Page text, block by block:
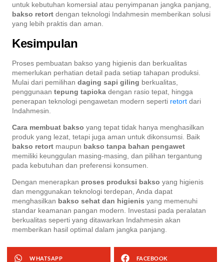
untuk kebutuhan komersial atau penyimpanan jangka panjang,
bakso retort dengan teknologi Indahmesin memberikan solusi
yang lebih praktis dan aman.
Kesimpulan
Proses pembuatan bakso yang higienis dan berkualitas
memerlukan perhatian detail pada setiap tahapan produksi.
Mulai dari pemilihan daging sapi giling berkualitas,
penggunaan tepung tapioka dengan rasio tepat, hingga
penerapan teknologi pengawetan modern seperti retort dari
Indahmesin.
Cara membuat bakso yang tepat tidak hanya menghasilkan
produk yang lezat, tetapi juga aman untuk dikonsumsi. Baik
bakso retort maupun bakso tanpa bahan pengawet
memiliki keunggulan masing-masing, dan pilihan tergantung
pada kebutuhan dan preferensi konsumen.
Dengan menerapkan proses produksi bakso yang higienis
dan menggunakan teknologi terdepan, Anda dapat
menghasilkan bakso sehat dan higienis yang memenuhi
standar keamanan pangan modern. Investasi pada peralatan
berkualitas seperti yang ditawarkan Indahmesin akan
memberikan hasil optimal dalam jangka panjang.
WHATSAPP FACEBOOK